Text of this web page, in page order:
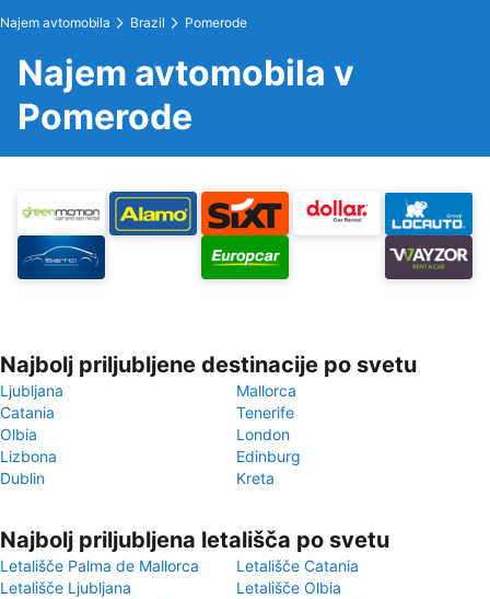
Najem avtomobila Brazil Pomerode
Najem avtomobila v
Pomerode
Najbolj priljubljene destinacije po svetu
Ljubljana
Mallorca
Catania
Tenerife
Olbia
London
Lizbona
Edinburg
Dublin
Kreta
Najbolj priljubljena letališča po svetu
Letališče Palma de Mallorca
Letališče Catania
Letališče Ljubljana
Letališče Olbia